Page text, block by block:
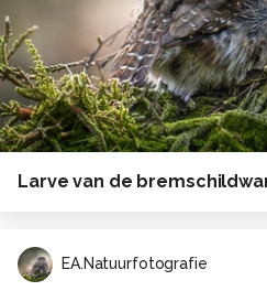
Larve van de
EA.Natuurfotografie